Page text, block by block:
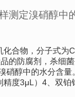
测定溴硝醇中
合物，分子式为
的防腐剂，杀细
硝醇中的水分含
度3μL）4、双